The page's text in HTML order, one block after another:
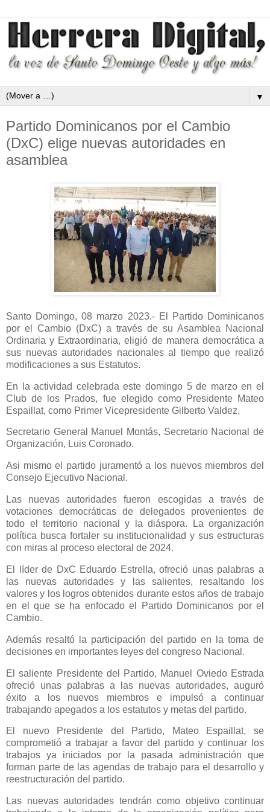
▼
Partido Dominicanos por el Cambio
(DxC) elige nuevas autoridades en
asamblea
Santo Domingo, 08 marzo 2023.- El Partido Dominicanos
por el Cambio (DxC) a través de su Asamblea Nacional
Ordinaria y Extraordinaria, eligió de manera democrática a
sus nuevas autoridades nacionales al tiempo que realizó
modificaciones a sus Estatutos.
En la actividad celebrada este domingo 5 de marzo en el
Club de los Prados, fue elegido como Presidente Mateo
Espaillat, como Primer Vicepresidente Gilberto Valdez,
Secretario General Manuel Montás, Secretario Nacional de
Organización, Luis Coronado.
Asi mismo el partido juramentó a los nuevos miembros del
Consejo Ejecutivo Nacional.
Las nuevas autoridades fueron escogidas a través de
votaciones democráticas de delegados provenientes de
todo el territorio nacional y la diáspora. La organización
política busca fortaler su institucionalidad y sus estructuras
con miras al proceso electoral de 2024.
El líder de DxC Eduardo Estrella, ofreció unas palabras a
las nuevas autoridades y las salientes, resaltando los
valores y los logros obtenidos durante estos años de trabajo
en el que se ha enfocado el Partido Dominicanos por el
Cambio.
Además resaltó la participación del partido en la toma de
decisiones en importantes leyes del congreso Nacional.
El saliente Presidente del Partido, Manuel Oviedo Estrada
ofreció unas palabras a las nuevas autoridades, auguró
éxito a los nuevos miembros e impulsó a continuar
trabajando apegados a los estatutos y metas del partido.
El nuevo Presidente del Partido, Mateo Espaillat, se
comprometió a trabajar a favor del partido y continuar los
trabajos ya iniciados por la pasada administración que
forman parte de las agendas de trabajo para el desarrollo y
reestructuración del partido.
Las nuevas autoridades tendrán como objetivo continuar